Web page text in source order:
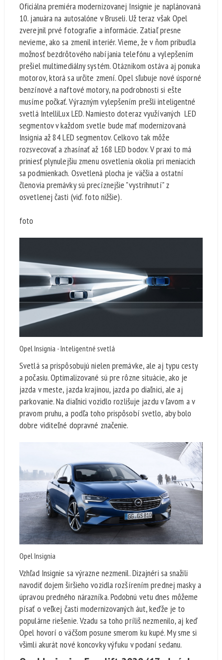
Oficiálna premiéra modernizovanej Insignie je naplánovaná
10. januára na autosalóne v Bruseli. Už teraz však Opel
zverejnil prvé fotografie a informácie. Zatiaľ presne
nevieme, ako sa zmenil interiér. Vieme, že v ňom pribudla
možnosť bezdrôtového nabíjania telefónu a vylepšením
prešiel multimediálny systém. Otáznikom ostáva aj ponuka
motorov, ktorá sa určite zmení. Opel sľubuje nové úsporné
benzínové a naftové motory, na podrobnosti si ešte
musíme počkať. Výrazným vylepšením prešli inteligentné
svetlá IntelliLux LED. Namiesto doteraz využívaných LED
segmentov v každom svetle bude mať modernizovaná
Insignia až 84 LED segmentov. Celkovo tak môže
rozsvecovať a zhasínať až 168 LED bodov. V praxi to má
priniesť plynulejšiu zmenu osvetlenia okolia pri meniacich
sa podmienkach. Osvetlená plocha je väčšia a ostatní
členovia premávky sú precíznejšie "vystrihnutí" z
osvetlenej časti (viď. foto nižšie).
foto
Opel Insignia - Inteligentné svetlá
Svetlá sa prispôsobujú nielen premávke, ale aj typu cesty
a počasiu. Optimalizované sú pre rôzne situácie, ako je
jazda v meste, jazda krajinou, jazda po diaľnici, ale aj
parkovanie. Na diaľnici vozidlo rozlišuje jazdu v ľavom a v
pravom pruhu, a podľa toho prispôsobí svetlo, aby bolo
dobre viditeľné dopravné značenie.
Opel Insignia
Vzhľad Insignie sa výrazne nezmenil. Dizajnéri sa snažili
navodiť dojem širšieho vozidla rozšírením prednej masky a
úpravou predného nárazníka. Podobnú vetu dnes môžeme
písať o veľkej časti modernizovaných áut, keďže je to
populárne riešenie. Vzadu sa toho príliš nezmenilo, aj keď
Opel hovorí o väčšom posune smerom ku kupé. My sme si
všimli akurát nové koncovky výfuku v podaní sedanu.